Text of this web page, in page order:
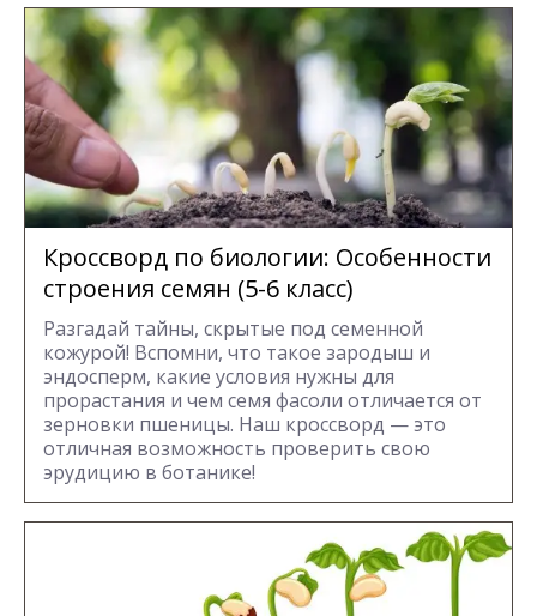
Кроссворд по биологии: Особенности
строения семян (5-6 класс)
Разгадай тайны, скрытые под семенной
кожурой! Вспомни, что такое зародыш и
эндосперм, какие условия нужны для
прорастания и чем семя фасоли отличается от
зерновки пшеницы. Наш кроссворд — это
отличная возможность проверить свою
эрудицию в ботанике!